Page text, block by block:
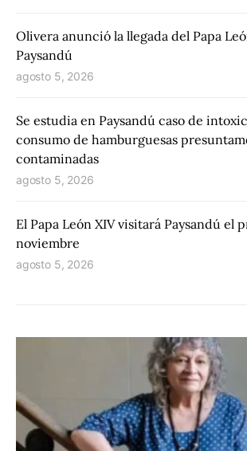
Olivera anunció la llegada del Papa
Paysandú
agosto 5, 2026
Se estudia en Paysandú caso de
consumo de hamburguesas
contaminadas
agosto 5, 2026
El Papa León XIV visitará Paysandú el
noviembre
agosto 5, 2026